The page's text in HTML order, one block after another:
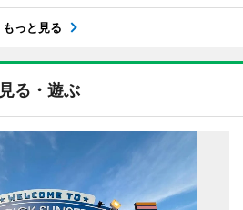
もっと見る
見る・遊ぶ